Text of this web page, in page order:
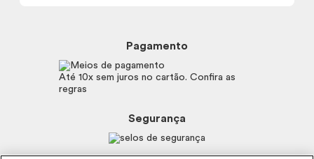
Código de defesa do consumidor
Trabalhe com a gente
Recomendações Covid19
Fale Conosco
E-mail
Pagamento
Até 10x sem juros no cartão. Confira as
regras
Segurança